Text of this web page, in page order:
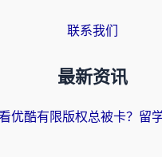
联系我们
最新资讯